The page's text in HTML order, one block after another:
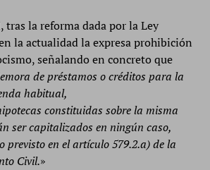
tras la reforma dada por la Ley
la actualidad la expresa prohibición
señalando en concreto que
de préstamos o créditos para la
habitual,
constituidas sobre la misma
ser capitalizados en ningún caso,
previsto en el artículo 579.2.a) de la
Civil.»